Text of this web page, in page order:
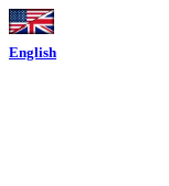
English